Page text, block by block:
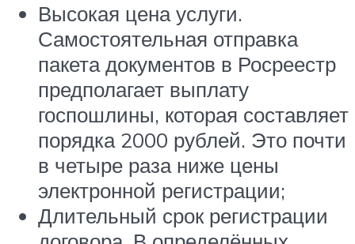
Высокая цена услуги.
Самостоятельная отправка
пакета документов в Росреестр
предполагает выплату
госпошлины, которая составляет
порядка 2000 рублей. Это почти
в четыре раза ниже цены
электронной регистрации;
Длительный срок регистрации